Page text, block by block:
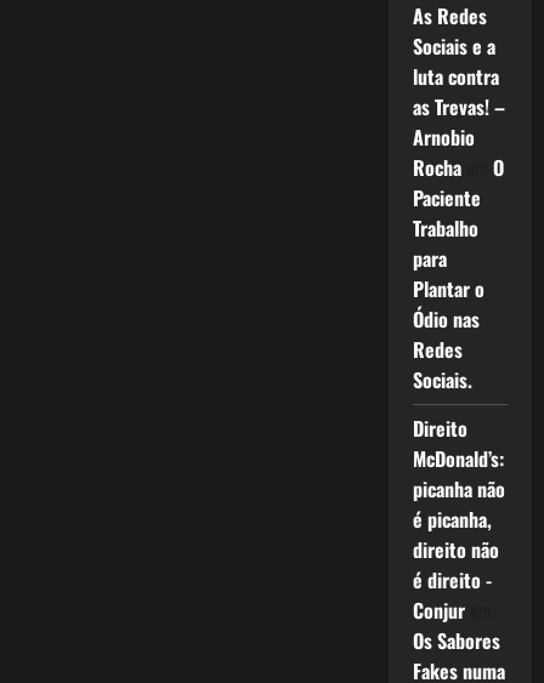
As Redes
Sociais e a
luta contra
as Trevas! –
Arnobio
Rochaem O
Paciente
Trabalho
para
Plantar o
Ódio nas
Redes
Sociais.
Direito
McDonald’s:
picanha não
é picanha,
direito não
é direito -
Conjurem
Os Sabores
Fakes numa